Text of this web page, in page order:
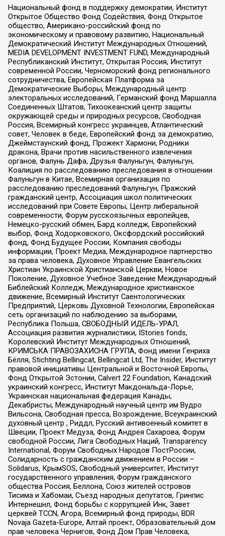
Национальный фонд в поддержку демократии, Институт
Открытое Общество Фонд Содействия, Фонд Открытое
общество, Американо-российский фонд по
экономическому и правовому развитию, Национальный
Демократический Институт Международных Отношений,
MEDIA DEVELOPMENT INVESTMENT FUND, Международный
Республиканский Институт, Открытая Россия, Институт
современной России, Черноморский фонд регионального
сотрудничества, Европейская Платформа за
Демократические Выборы, Международный центр
электоральных исследований, Германский фонд Маршалла
Соединенных Штатов, Тихоокеанский центр защиты
окружающей среды и природных ресурсов, Свободная
Россия, Всемирный конгресс украинцев, Атлантический
совет, Человек в беде, Европейский фонд за демократию,
Джеймстаунский фонд, Прожект Хармони, Родники
дракона, Врачи против насильственного извлечения
органов, Фалунь Дафа, Друзья Фалуньгун, Фалуньгун,
Коалиция по расследованию преследования в отношении
Фалуньгун в Китае, Всемирная организация по
расследованию преследований Фалуньгун, Пражский
гражданский центр, Ассоциация школ политических
исследований при Совете Европы, Центр либеральной
современности, Форум русскоязычных европейцев,
Немецко-русский обмен, Бард колледж, Европейский
выбор, Фонд Ходорковского, Оксфордский российский
фонд, Фонд Будущее России, Компания свободы
информации, Проект Медиа, Международное партнерство
за права человека, Духовное Управление Евангельских
Христиан Украинской Христианской Церкви, Новое
Поколение, Духовное Учебное Заведение Международный
Библейский Колледж, Международное христианское
движение, Всемирный Институт Саентологических
Предприятий, Церковь Духовной Технологии, Европейская
сеть организаций по наблюдению за выборами,
Республика Польша, СВОБОДНЫЙ ИДЕЛЬ-УРАЛ,
Ассоциация развития журналистики, IStories fonds,
Королевский Институт Международных Отношений,
КРИМСЬКА ПРАВОЗАХИСНА ГРУПА, Фонд имени Генриха
Бёлля, Stichting Bellingcat, Bellingcat Ltd, The Insider, Институт
правовой инициативы Центральной и Восточной Европы,
Фонд Открытой Эстонии, Calvert 22 Foundation, Канадский
украинский конгресс, Институт Макдональда-Лорье,
Украинская национальная федерация Канады,
Декабристы, Международный научный центр им Вудро
Вильсона, Свободная пресса, Возрождение, Всеукраинский
духовный центр , Риддл, Русский антивоенный комитет в
Швеции, Проект Медуза, Фонд Андрея Сахарова, Форум
свободной России, Лига Свободных Наций, Transparеncy
International, Форум Свободных Народов ПостРоссии,
Солидарность с гражданским движением в России –
Solidarus, КрымSOS, Свободный университет, Институт
государственного управления, Форум гражданского
общества Россия, Беллона, Союз жителей островов
Тисима и Хабомаи, Съезд народных депутатов, Гринпис
Интернешнл, Фонд борьбы с коррупцией Инк, Завет
церквей TCCN, Агора, Всемирный фонд природы, BDR
Novaja Gazeta-Europe, Алтай проект, Образовательный дом
прав человека Чернигов, Фонд Дом Прав Человека,